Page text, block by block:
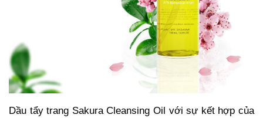
Dầu tẩy trang Sakura Cleansing Oil với sự kết hợp của